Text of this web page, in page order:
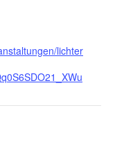
lichter